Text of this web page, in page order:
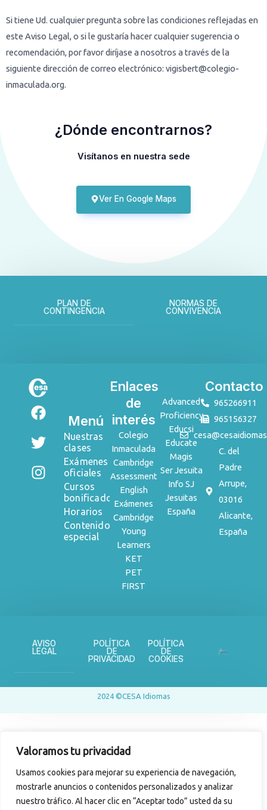
Valoramos tu privacidad
Usamos cookies para mejorar su experiencia de navegación,
mostrarle anuncios o contenidos personalizados y analizar
nuestro tráfico. Al hacer clic en “Aceptar todo” usted da su
Si tiene Ud. cualquier pregunta sobre las condiciones reflejadas en
este Aviso Legal, o si le gustaría hacer cualquier sugerencia o
recomendación, por favor diríjase a nosotros a través de la
siguiente dirección de correo electrónico: vigisbert@colegio-
inmaculada.org.
¿Dónde encontrarnos?
Visítanos en nuestra sede
Ver En Google Maps
PLAN DE
CONTINGENCIA
NORMAS DE
CONVIVENCIA
F
a
c
e
b
o
T
w
i
t
t
e
I
n
s
t
a
g
Menú
Nuestras
clases
Exámenes
oficiales
Cursos
bonificados
Horarios
Contenido
especial
Enlaces
de
interés
Colegio
Inmaculada
Cambridge
Assessment
English
Exámenes
Cambridge
Young
Learners
KET
PET
FIRST
Enlaces
Advanced
Proficiency
Educsi
Educate
Magis
Ser Jesuita
Info SJ
Jesuitas
España
Contacto
965266911
965156327
C. del
Padre
Arrupe,
03016
Alicante,
España
AVISO
LEGAL
POLÍTICA
DE
PRIVACIDAD
POLÍTICA
DE
COOKIES
2024 ©CESA Idiomas